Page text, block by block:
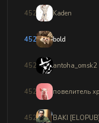
4521 Kaden
4522 bold
4523 antoha_omsk2
4524 повелитель
4525 BAKI [ELOPUB]